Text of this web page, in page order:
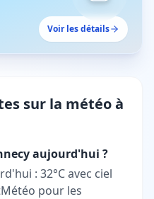
Voir les détails
sur la météo à
aujourd'hui ?
: 32°C avec ciel
pour les